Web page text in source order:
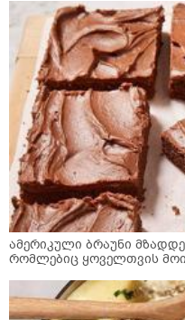
ამერიკული ბრაუნი
რომლებიც ყოველთვის